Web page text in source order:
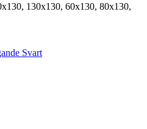
130x130, 60x130, 80x130,